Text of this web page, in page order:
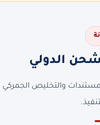
الدولي
والتخليص الجمركي